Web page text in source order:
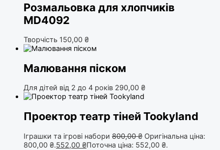
Розмальовка для хлопчиків
MD4092
Творчість 150,00 ₴
Малювання піском
Для дітей від 2 до 4 років 290,00 ₴
Проектор театр тіней Tookyland
Іграшки та ігрові набори 800,00₴ Оригінальна ціна:
800,00 ₴.552,00 ₴Поточна ціна: 552,00 ₴.